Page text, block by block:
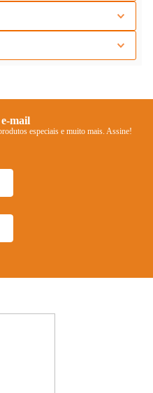
mail
especiais e muito mais. Assine!